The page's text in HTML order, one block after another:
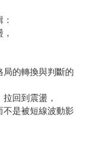
的轉換與判斷的
回到震盪，
是被短線波動影